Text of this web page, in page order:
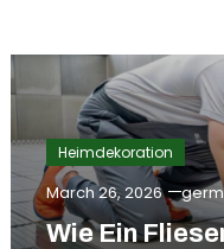
Heimdekoration
March 26, 2026
Wie Ein